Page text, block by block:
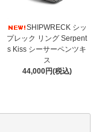
SHIPWRECK シッ
プレック リング Serpent
s Kiss シーサーペンツキ
ス
44,000円(税込)